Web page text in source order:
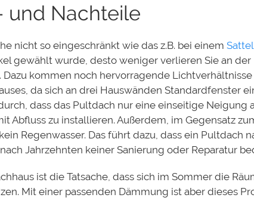
und Nachteile
nicht so eingeschränkt wie das z.B. bei einem
gewählt wurde, desto weniger verlieren Sie an der
kommen noch hervorragende Lichtverhältnisse
, da sich an drei Hauswänden Standardfenster
dass das Pultdach nur eine einseitige Neigung
Abfluss zu installieren. Außerdem, im Gegensatz
Regenwasser. Das führt dazu, dass ein Pultdach
Jahrzehnten keiner Sanierung oder Reparatur
ist die Tatsache, dass sich im Sommer die
Mit einer passenden Dämmung ist aber dieses